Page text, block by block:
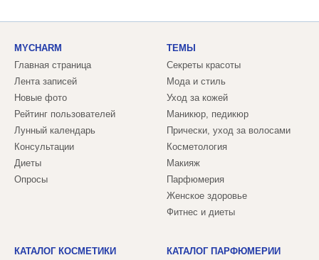
MYCHARM
Главная страница
Лента записей
Новые фото
Рейтинг пользователей
Лунный календарь
Консультации
Диеты
Опросы
ТЕМЫ
Секреты красоты
Мода и стиль
Уход за кожей
Маникюр, педикюр
Прически, уход за волосами
Косметология
Макияж
Парфюмерия
Женское здоровье
Фитнес и диеты
КАТАЛОГ КОСМЕТИКИ КАТАЛОГ ПАРФЮМЕРИИ